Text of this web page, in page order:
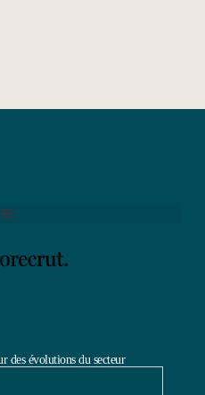
des évolutions du secteur